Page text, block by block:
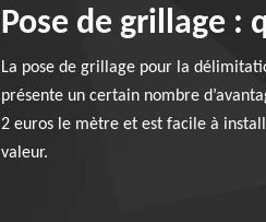
Pose de grillage :
La pose de grillage pour la
présente un certain nombre
2 euros le mètre et est facile à
valeur.